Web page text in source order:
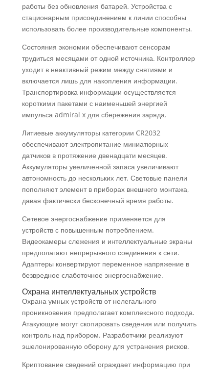
работы без обновления батарей. Устройства с
стационарным присоединением к линии способны
использовать более производительные компоненты.
Состояния экономии обеспечивают сенсорам
трудиться месяцами от одной источника. Контроллер
уходит в неактивный режим между снятиями и
включается лишь для накопления информации.
Транспортировка информации осуществляется
короткими пакетами с наименьшей энергией
импульса admiral x для сбережения заряда.
Литиевые аккумуляторы категории CR2032
обеспечивают электропитание миниатюрных
датчиков в протяжение двенадцати месяцев.
Аккумуляторы увеличенной запаса увеличивают
автономность до нескольких лет. Световые панели
пополняют элемент в приборах внешнего монтажа,
давая фактически бесконечный время работы.
Сетевое энергоснабжение применяется для
устройств с повышенным потреблением.
Видеокамеры слежения и интеллектуальные экраны
предполагают непрерывного соединения к сети.
Адаптеры конвертируют переменное напряжение в
безвредное слаботочное энергоснабжение.
Охрана интеллектуальных устройств
Охрана умных устройств от нелегального
проникновения предполагает комплексного подхода.
Атакующие могут скопировать сведения или получить
контроль над прибором. Разработчики реализуют
эшелонированную оборону для устранения рисков.
Криптование сведений ограждает информацию при